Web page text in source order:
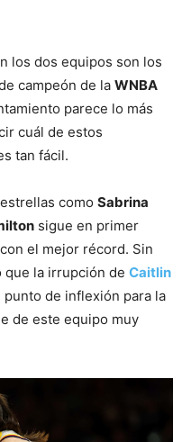
los dos equipos son los
campeón de la WNBA
parece lo más
cuál de estos
tan fácil.
como Sabrina
sigue en primer
el mejor récord. Sin
que la irrupción de Caitlin
punto de inflexión para la
de este equipo muy